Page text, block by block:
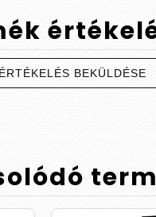
ÉRTÉKELÉS BEKÜLDÉSE